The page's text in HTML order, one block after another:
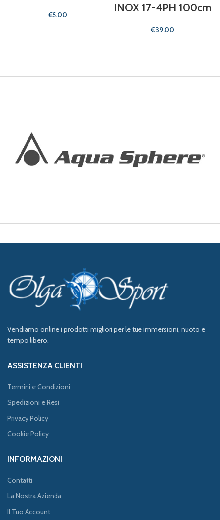
€
INOX 17-4PH 100cm
€
Vendiamo online i prodotti migliori per le tue immersioni, nuoto e
tempo libero.
ASSISTENZA CLIENTI
Termini e Condizioni
Spedizioni e Resi
Privacy Policy
Cookie Policy
INFORMAZIONI
Contatti
La Nostra Azienda
Il Tuo Account